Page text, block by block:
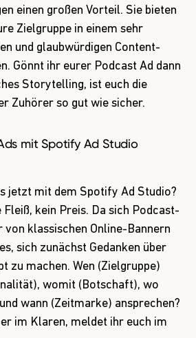
einen großen Vorteil. Sie bieten
Zielgruppe in einem sehr
und glaubwürdigen Content-
Gönnt ihr eurer Podcast Ad dann
Storytelling, ist euch die
Zuhörer so gut wie sicher.
mit Spotify Ad Studio
jetzt mit dem Spotify Ad Studio?
Fleiß, kein Preis. Da sich Podcast-
von klassischen Online-Bannern
sich zunächst Gedanken über
zu machen. Wen (Zielgruppe)
womit (Botschaft), wo
wann (Zeitmarke) ansprechen?
im Klaren, meldet ihr euch im